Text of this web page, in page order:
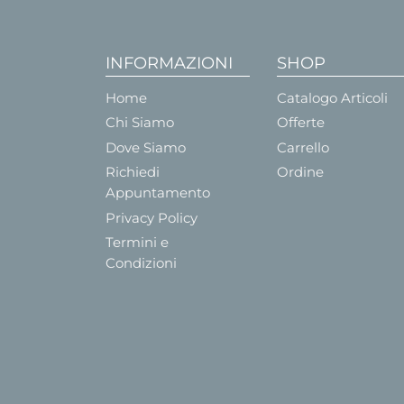
INFORMAZIONI
Home
Chi Siamo
Dove Siamo
Richiedi
Appuntamento
Privacy Policy
Termini e
Condizioni
SHOP
Catalogo Articoli
Offerte
Carrello
Ordine